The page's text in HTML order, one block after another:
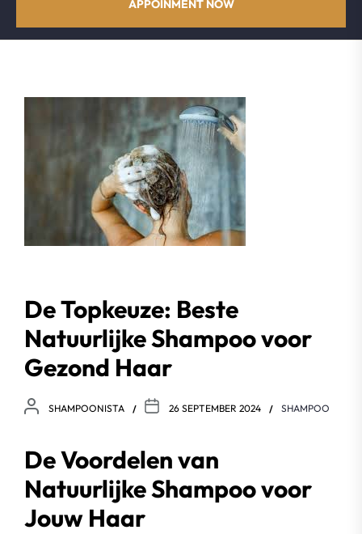
APPOINMENT NOW
De Topkeuze: Beste
Natuurlijke Shampoo voor
Gezond Haar
SHAMPOONISTA 26 SEPTEMBER 2024 SHAMPOO
De Voordelen van
Natuurlijke Shampoo voor
Jouw Haar